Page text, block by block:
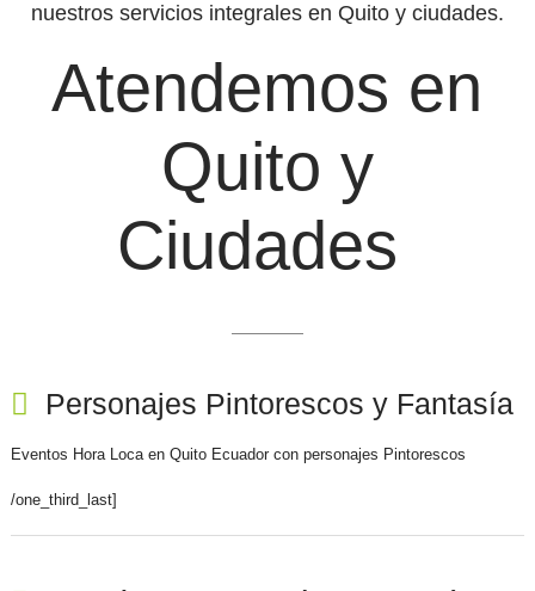
nuestros servicios integrales en Quito y ciudades.
Atendemos en
Quito y
Ciudades
Personajes Pintorescos y Fantasía
Eventos Hora Loca en Quito Ecuador con personajes Pintorescos
/one_third_last]